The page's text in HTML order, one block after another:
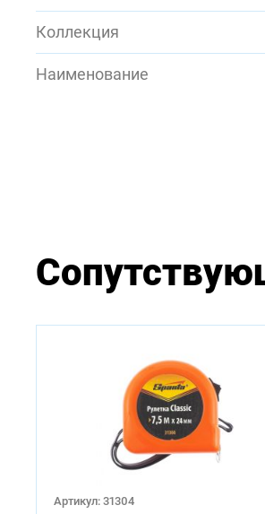
Коллекция
Наименование
Артикул: 31304